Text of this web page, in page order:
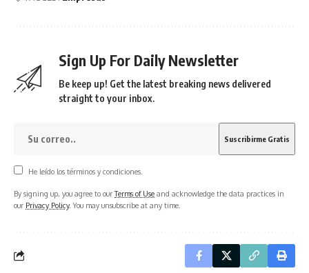
Sign Up For Daily Newsletter
Be keep up! Get the latest breaking news delivered
straight to your inbox.
He leído los términos y condiciones.
By signing up, you agree to ourTerms of Use and acknowledge the data practices in
our Privacy Policy. You may unsubscribe at any time.